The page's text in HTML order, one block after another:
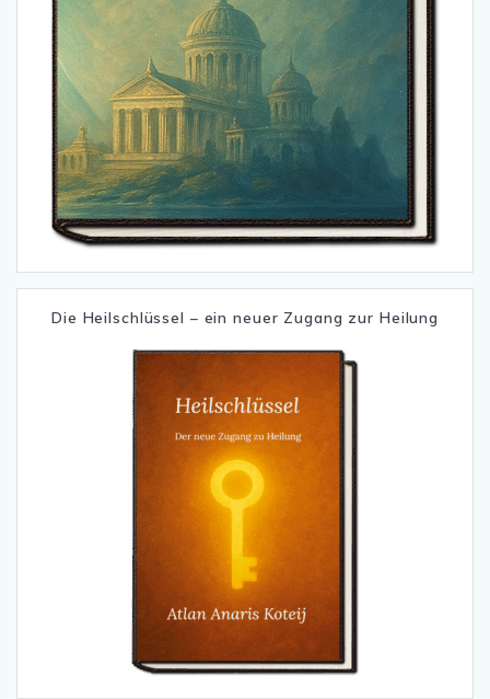
Die Heilschlüssel – ein neuer Zugang zur Heilung